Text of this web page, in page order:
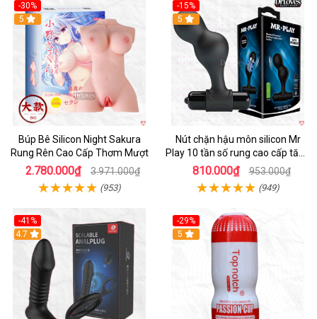
-30%
Hot
5
Búp Bê Silicon Night Sakura
Rung Rên Cao Cấp Thơm Mượt
2.780.000₫ 3.971.000₫
(953)
-15%
Hot
5
Nút chặn hậu môn silicon Mr
Play 10 tần số rung cao cấp tăng
khoái cảm
810.000₫ 953.000₫
(949)
-41%
Hot
4.7
-29%
5